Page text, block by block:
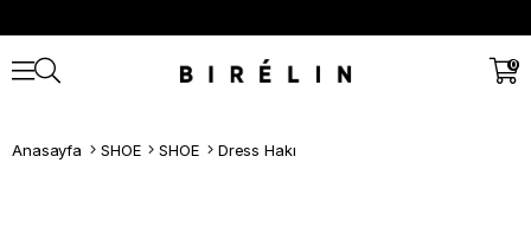
0
Anasayfa SHOE SHOE Dress Hakı